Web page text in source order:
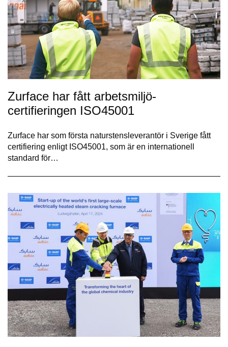
Zurface har fått arbetsmiljö-
certifieringen ISO45001
Zurface har som första naturstensleverantör i Sverige fått
certifiering enligt ISO45001, som är en internationell
standard för…